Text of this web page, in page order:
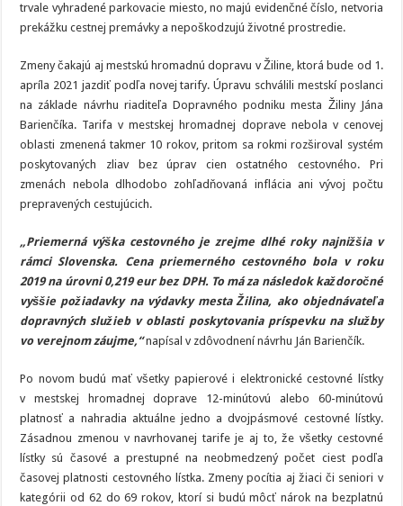
trvale vyhradené parkovacie miesto, no majú evidenčné číslo, netvoria
prekážku cestnej premávky a nepoškodzujú životné prostredie.
Zmeny čakajú aj mestskú hromadnú dopravu v Žiline, ktorá bude od 1.
apríla 2021 jazdiť podľa novej tarify. Úpravu schválili mestskí poslanci
na základe návrhu riaditeľa Dopravného podniku mesta Žiliny Jána
Barienčíka. Tarifa v mestskej hromadnej doprave nebola v cenovej
oblasti zmenená takmer 10 rokov, pritom sa rokmi rozširoval systém
poskytovaných zliav bez úprav cien ostatného cestovného. Pri
zmenách nebola dlhodobo zohľadňovaná inflácia ani vývoj počtu
prepravených cestujúcich.
„Priemerná výška cestovného je zrejme dlhé roky najnižšia v
rámci Slovenska. Cena priemerného cestovného bola v roku
2019 na úrovni 0,219 eur bez DPH. To má za následok každoročné
vyššie požiadavky na výdavky mesta Žilina, ako objednávateľa
dopravných služieb v oblasti poskytovania príspevku na služby
vo verejnom záujme,“ napísal v zdôvodnení návrhu Ján Barienčík.
Po novom budú mať všetky papierové i elektronické cestovné lístky
v mestskej hromadnej doprave 12-minútovú alebo 60-minútovú
platnosť a nahradia aktuálne jedno a dvojpásmové cestovné lístky.
Zásadnou zmenou v navrhovanej tarife je aj to, že všetky cestovné
lístky sú časové a prestupné na neobmedzený počet ciest podľa
časovej platnosti cestovného lístka. Zmeny pocítia aj žiaci či seniori v
kategórii od 62 do 69 rokov, ktorí si budú môcť nárok na bezplatnú